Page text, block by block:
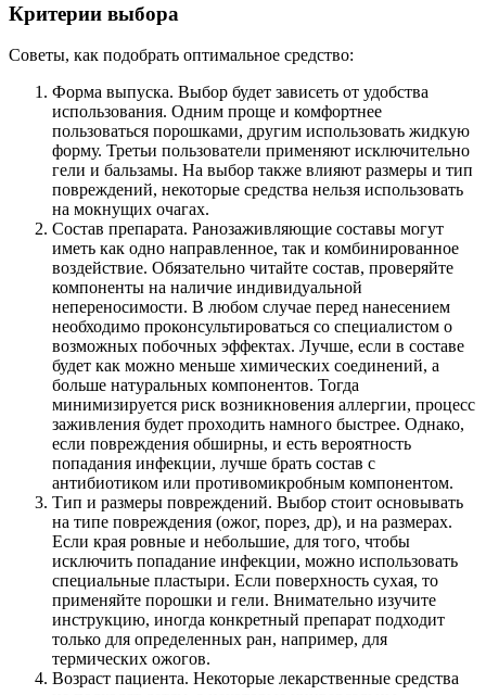
Критерии выбора
Советы, как подобрать оптимальное средство:
Форма выпуска. Выбор будет зависеть от удобства
использования. Одним проще и комфортнее
пользоваться порошками, другим использовать жидкую
форму. Третьи пользователи применяют исключительно
гели и бальзамы. На выбор также влияют размеры и тип
повреждений, некоторые средства нельзя использовать
на мокнущих очагах.
Состав препарата. Ранозаживляющие составы могут
иметь как одно направленное, так и комбинированное
воздействие. Обязательно читайте состав, проверяйте
компоненты на наличие индивидуальной
непереносимости. В любом случае перед нанесением
необходимо проконсультироваться со специалистом о
возможных побочных эффектах. Лучше, если в составе
будет как можно меньше химических соединений, а
больше натуральных компонентов. Тогда
минимизируется риск возникновения аллергии, процесс
заживления будет проходить намного быстрее. Однако,
если повреждения обширны, и есть вероятность
попадания инфекции, лучше брать состав с
антибиотиком или противомикробным компонентом.
Тип и размеры повреждений. Выбор стоит основывать
на типе повреждения (ожог, порез, др), и на размерах.
Если края ровные и небольшие, для того, чтобы
исключить попадание инфекции, можно использовать
специальные пластыри. Если поверхность сухая, то
применяйте порошки и гели. Внимательно изучите
инструкцию, иногда конкретный препарат подходит
только для определенных ран, например, для
термических ожогов.
Возраст пациента. Некоторые лекарственные средства